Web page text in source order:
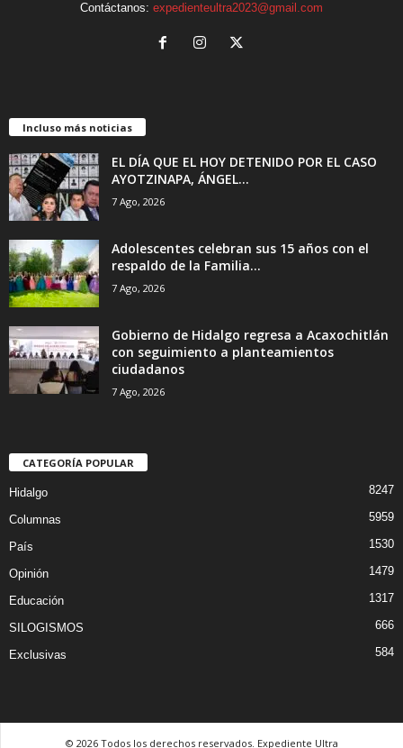
Contáctanos: expedienteultra2023@gmail.com
Incluso más noticias
EL DÍA QUE EL HOY DETENIDO POR EL CASO
AYOTZINAPA, ÁNGEL...
7 Ago, 2026
Adolescentes celebran sus 15 años con el
respaldo de la Familia...
7 Ago, 2026
Gobierno de Hidalgo regresa a Acaxochitlán
con seguimiento a planteamientos
ciudadanos
7 Ago, 2026
CATEGORÍA POPULAR
Hidalgo 8247
Columnas 5959
País 1530
Opinión 1479
Educación 1317
SILOGISMOS 666
Exclusivas 584
© 2026 Todos los derechos reservados. Expediente Ultra